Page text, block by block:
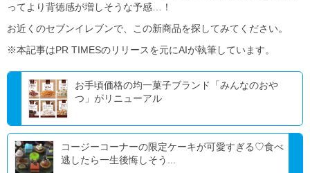
ってより背徳感が増しそうな予感…！
お近くのセブンイレブンで、この新商品を探してみてください。
※本記事はPR TIMESのリリースを元にAIが執筆しています。
お手頃価格の均一菓子ブランド「みんなのおや
つ」がリニューアル
コージーコーナーの限定ケーキが可愛すぎる♡食べ
逃したら一生後悔しそう...